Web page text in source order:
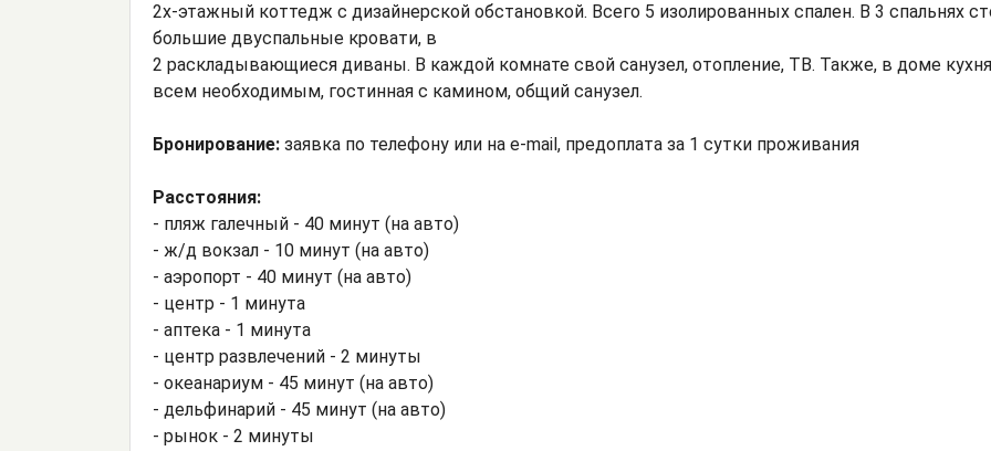
2х-этажный коттедж с дизайнерской обстановкой. Всего 5 изолированных спален. В 3 спальнях
большие двуспальные кровати, в
2 раскладывающиеся диваны. В каждой комнате свой санузел, отопление, ТВ. Также, в доме
всем необходимым, гостинная с камином, общий санузел.
Бронирование: заявка по телефону или на e-mail, предоплата за 1 сутки проживания
Расстояния:
- пляж галечный - 40 минут (на авто)
- ж/д вокзал - 10 минут (на авто)
- аэропорт - 40 минут (на авто)
- центр - 1 минута
- аптека - 1 минута
- центр развлечений - 2 минуты
- океанариум - 45 минут (на авто)
- дельфинарий - 45 минут (на авто)
- рынок - 2 минуты